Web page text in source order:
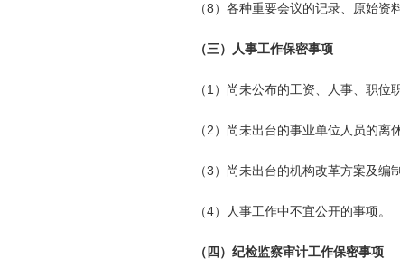
（8）各种重要会议的记录、原始资
（三）人事工作保密事项
（1）尚未公布的工资、人事、职位
（2）尚未出台的事业单位人员的离
（3）尚未出台的机构改革方案及编
（4）人事工作中不宜公开的事项。
（四）纪检监察审计工作保密事项